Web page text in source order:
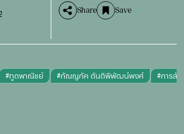
Share Save
#ทูตพาณิชย์ #กัณญภัค ตันติพิพัฒน์พงศ์ #การส่